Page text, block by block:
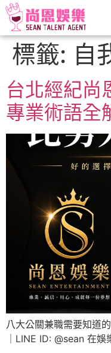
標籤: 自
台北經紀尚
專業術語全
八大公關兼職需要知道
｜LINE ID: @sean 在